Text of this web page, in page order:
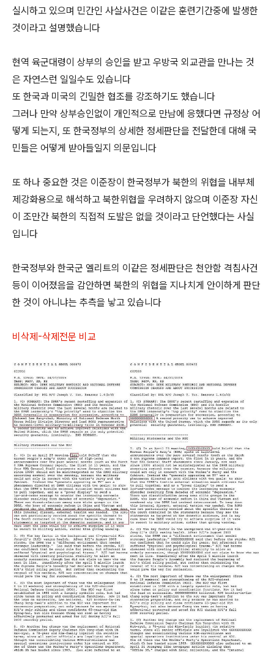
실시하고 있으며 민간인 사살사건은 이같은 훈련기간중에 발생한
것이라고 설명했습니다
현역 육군대령이 상부의 승인을 받고 우방국 외교관을 만나는 것
은 자연스런 일일수도 있습니다
또 한국과 미국의 긴밀한 협조를 강조하기도 했습니다
그러나 만약 상부승인없이 개인적으로 만남에 응했다면 규정상 어
떻게 되는지, 또 한국정부의 상세한 정세판단을 전달한데 대해 국
민들은 어떻게 받아들일지 의문입니다
또 하나 중요한 것은 이준장이 한국정부가 북한의 위협을 내부체
제강화용으로 해석하고 북한위협을 우려하지 않으며 이준장 자신
이 조만간 북한의 직접적 도발은 없을 것이라고 단언했다는 사실
입니다
한국정부와 한국군 엘리트의 이같은 정세판단은 천안함 격침사건
등이 이어졌음을 감안하면 북한의 위협을 지나치게 안이하게 판단
한 것이 아니냐는 추측을 낳고 있습니다
비삭제-삭제전문 비교